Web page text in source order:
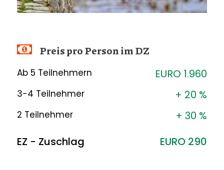
Preis pro Person im DZ
Ab 5 Teilnehmern EURO 1.960
3-4 Teilnehmer + 20 %
2 Teilnehmer
+ 30 %
EZ - Zuschlag
EURO 290